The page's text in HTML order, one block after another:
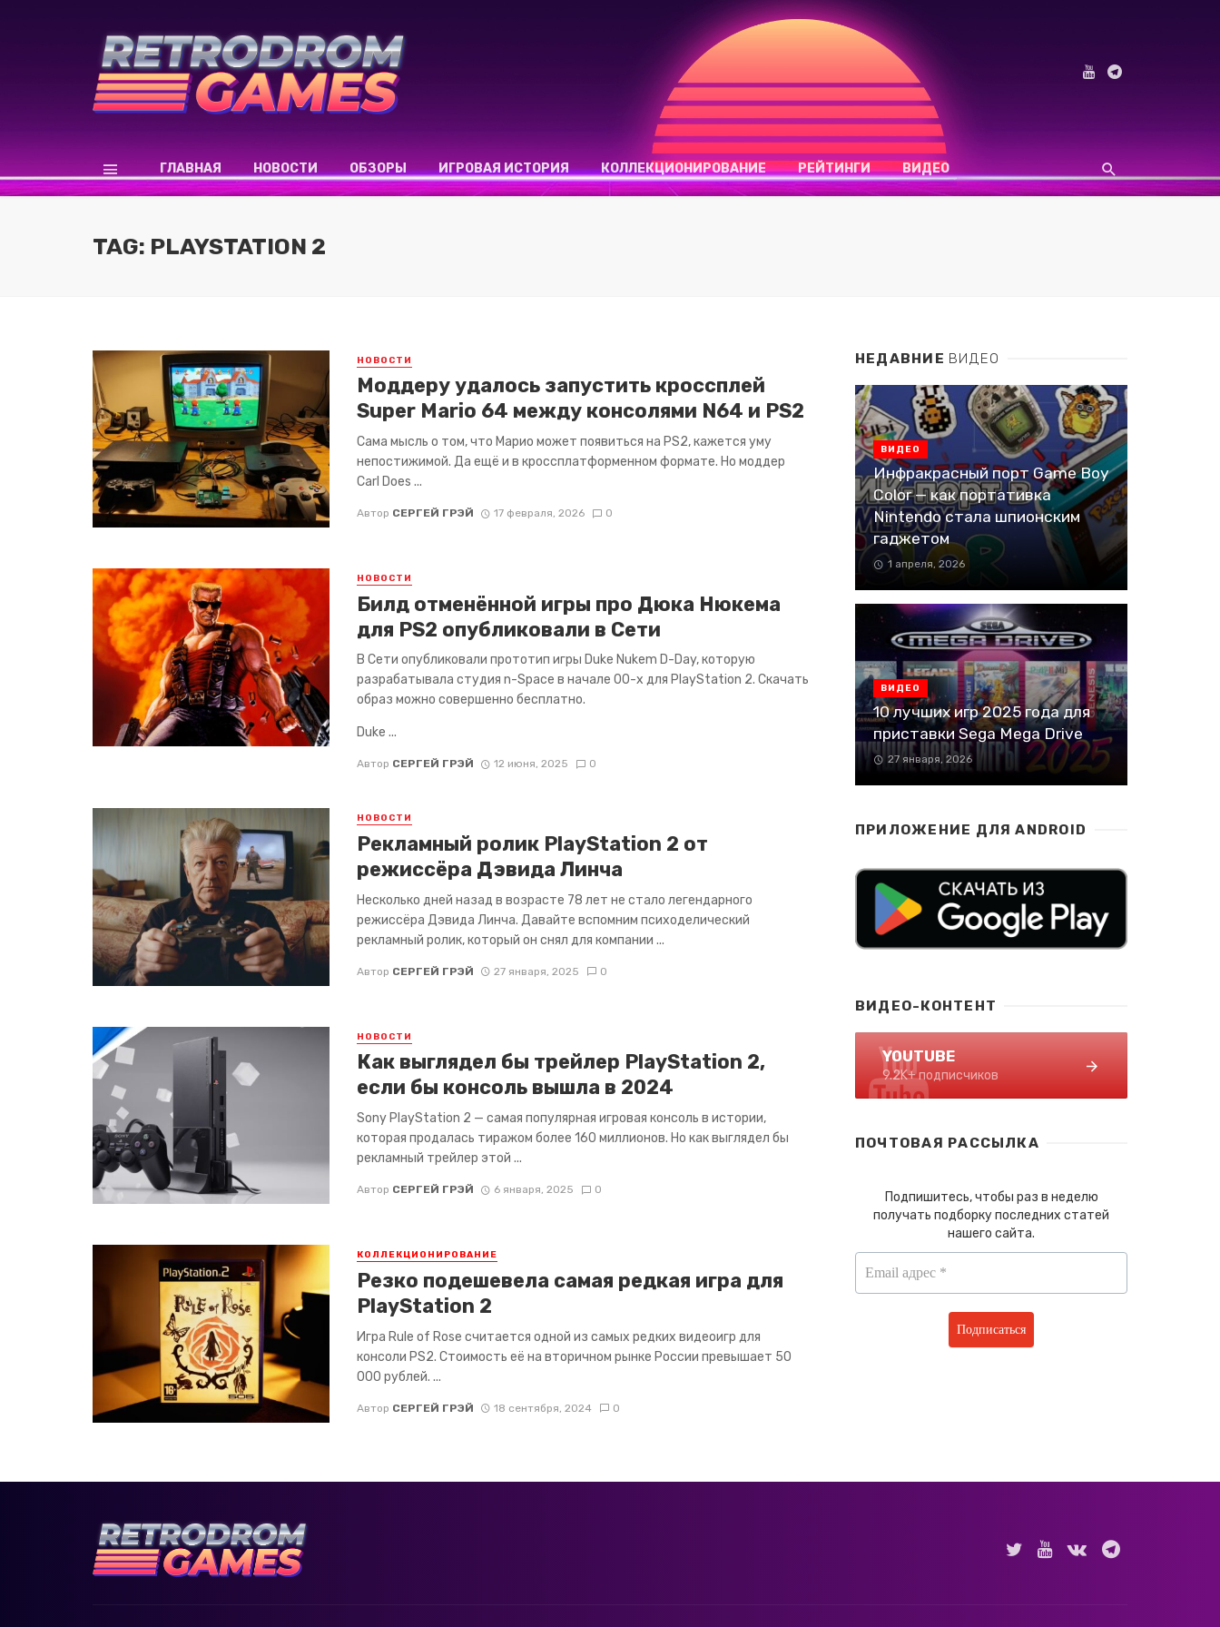
ГЛАВНАЯ НОВОСТИ ОБЗОРЫ ИГРОВАЯ ИСТОРИЯ КОЛЛЕКЦИОНИРОВАНИЕ РЕЙТИНГИ ВИДЕО
TAG: PLAYSTATION 2
НОВОСТИ
Моддеру удалось запустить кроссплей
Super Mario 64 между консолями N64 и PS2
Сама мысль о том, что Марио может появиться на PS2, кажется уму
непостижимой. Да ещё и в кроссплатформенном формате. Но моддер
Carl Does ...
Автор СЕРГЕЙ ГРЭЙ 17 февраля, 2026 0
НОВОСТИ
Билд отменённой игры про Дюка Нюкема
для PS2 опубликовали в Сети
В Сети опубликовали прототип игры Duke Nukem D-Day, которую
разрабатывала студия n-Space в начале 00-х для PlayStation 2. Скачать
образ можно совершенно бесплатно.
Duke ...
Автор СЕРГЕЙ ГРЭЙ 12 июня, 2025 0
НОВОСТИ
Рекламный ролик PlayStation 2 от
режиссёра Дэвида Линча
Несколько дней назад в возрасте 78 лет не стало легендарного
режиссёра Дэвида Линча. Давайте вспомним психоделический
рекламный ролик, который он снял для компании ...
Автор СЕРГЕЙ ГРЭЙ 27 января, 2025 0
НОВОСТИ
Как выглядел бы трейлер PlayStation 2,
если бы консоль вышла в 2024
Sony PlayStation 2 — самая популярная игровая консоль в истории,
которая продалась тиражом более 160 миллионов. Но как выглядел бы
рекламный трейлер этой ...
Автор СЕРГЕЙ ГРЭЙ 6 января, 2025 0
КОЛЛЕКЦИОНИРОВАНИЕ
Резко подешевела самая редкая игра для
PlayStation 2
Игра Rule of Rose считается одной из самых редких видеоигр для
консоли PS2. Стоимость её на вторичном рынке России превышает 50
000 рублей. ...
Автор СЕРГЕЙ ГРЭЙ 18 сентября, 2024 0
НЕДАВНИЕ ВИДЕО
ВИДЕО
Инфракрасный порт Game Boy
Color — как портативка
Nintendo стала шпионским
гаджетом
1 апреля, 2026
ВИДЕО
10 лучших игр 2025 года для
приставки Sega Mega Drive
27 января, 2026
ПРИЛОЖЕНИЕ ДЛЯ ANDROID
ВИДЕО-КОНТЕНТ
YOUTUBE
9.2K+ подписчиков
ПОЧТОВАЯ РАССЫЛКА
Подпишитесь, чтобы раз в неделю
получать подборку последних статей
нашего сайта.